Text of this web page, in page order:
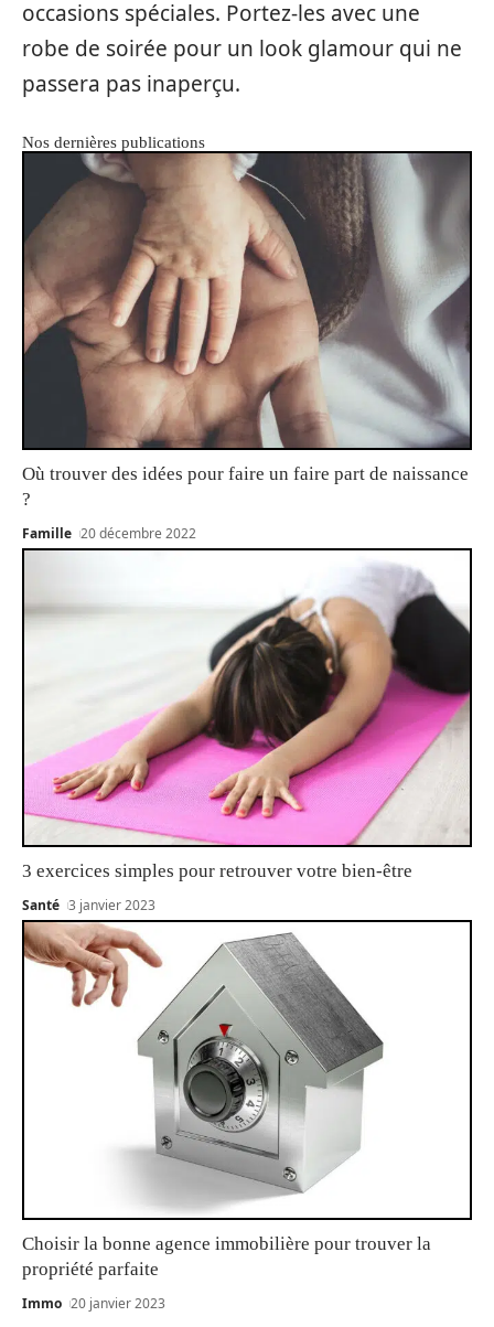
occasions spéciales. Portez-les avec une
robe de soirée pour un look glamour qui ne
passera pas inaperçu.
Nos dernières publications
Où trouver des idées pour faire un faire part de naissance
?
Famille 20 décembre 2022
3 exercices simples pour retrouver votre bien-être
Santé 3 janvier 2023
Choisir la bonne agence immobilière pour trouver la
propriété parfaite
Immo 20 janvier 2023